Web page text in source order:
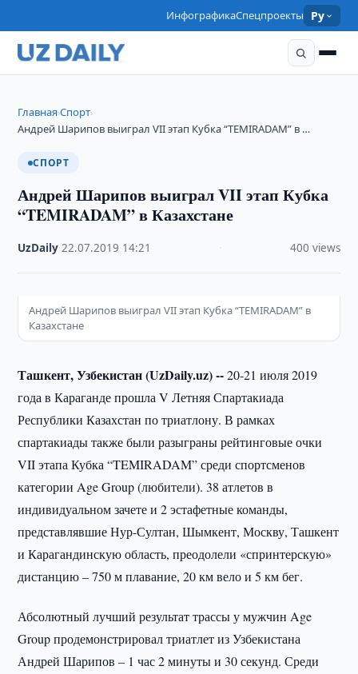
ИнфографикаСпецпроекты Ру
Главная›Спорт›
Андрей Шарипов выиграл VII этап Кубка “TEMIRADAM” в …
СПОРТ
Андрей Шарипов выиграл VII этап Кубка
“TEMIRADAM” в Казахстане
UzDaily ·22.07.2019 14:21 400 views
Андрей Шарипов выиграл VII этап Кубка “TEMIRADAM” в
Казахстане
Ташкент, Узбекистан (UzDaily.uz) --20-21 июля 2019
года в Караганде прошла V Летняя Спартакиада
Республики Казахстан по триатлону. В рамках
спартакиады также были разыграны рейтинговые очки
VII этапа Кубка “TEMIRADAM” среди спортсменов
категории Age Group (любители). 38 атлетов в
индивидуальном зачете и 2 эстафетные команды,
представлявшие Нур-Султан, Шымкент, Москву, Ташкент
и Карагандинскую область, преодолели «спринтерскую»
дистанцию – 750 м плавание, 20 км вело и 5 км бег.
Абсолютный лучший результат трассы у мужчин Age
Group продемонстрировал триатлет из Узбекистана
Андрей Шарипов – 1 час 2 минуты и 30 секунд. Среди